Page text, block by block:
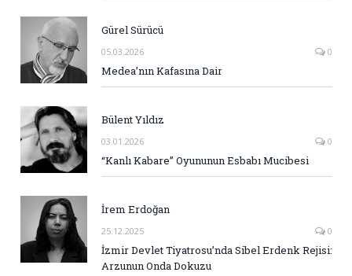
Gürel Sürücü
05.03.2026 0
Medea’nın Kafasına Dair
Bülent Yıldız
03.01.2026 0
“Kanlı Kabare” Oyununun Esbabı Mucibesi
İrem Erdoğan
25.12.2025 0
İzmir Devlet Tiyatrosu’nda Sibel Erdenk Rejisi:
Arzunun Onda Dokuzu